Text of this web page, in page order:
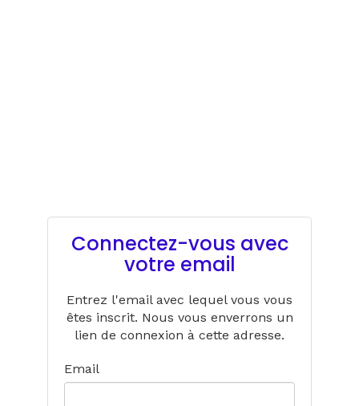
Connectez-vous avec
votre email
Entrez l'email avec lequel vous vous
êtes inscrit. Nous vous enverrons un
lien de connexion à cette adresse.
Email